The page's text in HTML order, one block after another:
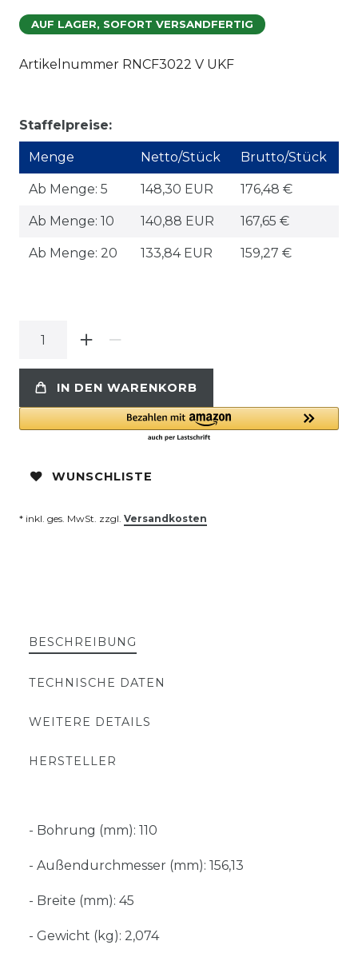
AUF LAGER, SOFORT VERSANDFERTIG
Artikelnummer RNCF3022 V UKF
Staffelpreise:
Menge Netto/Stück Brutto/Stück
Ab Menge: 5 148,30 EUR 176,48 €
Ab Menge: 10 140,88 EUR 167,65 €
Ab Menge: 20 133,84 EUR 159,27 €
IN DEN WARENKORB
WUNSCHLISTE
* inkl. ges. MwSt. zzgl. Versandkosten
BESCHREIBUNG
TECHNISCHE DATEN
WEITERE DETAILS
HERSTELLER
- Bohrung (mm): 110
- Außendurchmesser (mm): 156,13
- Breite (mm): 45
- Gewicht (kg): 2,074